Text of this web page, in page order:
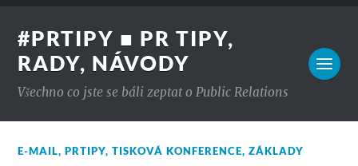
#PRTIPY ■ PR TIPY,
RADY, NÁVODY
Všechno co jste se báli zeptat o Public Relations
E-MAIL,PRTIPY,TISKOVÁ KONFERENCE,ZÁKLADY